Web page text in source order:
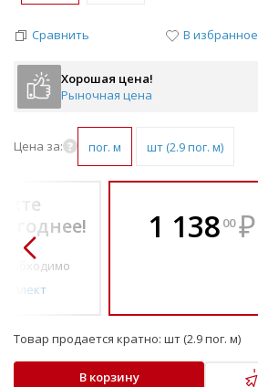
Сравнить В избранное
Хорошая цена!
Рыночная цена
Цена за: пог. м шт (2.9 пог. м)
по-
1 138 00 ₽
Товар продается кратно: шт (2.9 пог. м)
В корзину